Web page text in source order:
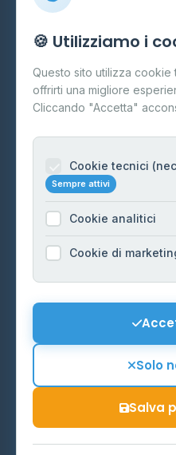
Info
Cos'è il GPL
FAQ
Contatti
Informazioni legali
Cookie Policy
Preferenze Cookie
Mappa del sito
🍪 Utilizziamo i
Questo sito utilizza
offrirti una migliore
Cliccando "Accetta"
Cookie tecnici
Sempre attivi
Cookie analitici
Cookie di
Solo
Salva